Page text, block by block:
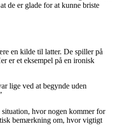
de er glade for at kunne briste
en kilde til latter. De spiller på
er et eksempel på en ironisk
lige ved at begynde uden
hvor nogen kommer for
bemærkning om, hvor vigtigt